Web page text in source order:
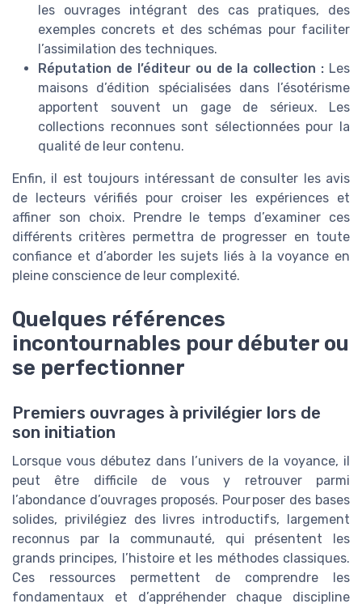
les ouvrages intégrant des cas pratiques, des
exemples concrets et des schémas pour faciliter
l’assimilation des techniques.
Réputation de l’éditeur ou de la collection : Les
maisons d’édition spécialisées dans l’ésotérisme
apportent souvent un gage de sérieux. Les
collections reconnues sont sélectionnées pour la
qualité de leur contenu.
Enfin, il est toujours intéressant de consulter les avis
de lecteurs vérifiés pour croiser les expériences et
affiner son choix. Prendre le temps d’examiner ces
différents critères permettra de progresser en toute
confiance et d’aborder les sujets liés à la voyance en
pleine conscience de leur complexité.
Quelques références
incontournables pour débuter ou
se perfectionner
Premiers ouvrages à privilégier lors de
son initiation
Lorsque vous débutez dans l’univers de la voyance, il
peut être difficile de vous y retrouver parmi
l’abondance d’ouvrages proposés. Pour poser des bases
solides, privilégiez des livres introductifs, largement
reconnus par la communauté, qui présentent les
grands principes, l’histoire et les méthodes classiques.
Ces ressources permettent de comprendre les
fondamentaux et d’appréhender chaque discipline